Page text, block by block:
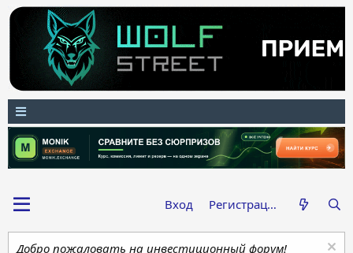
Вход Регистрация
Добро пожаловать на инвестиционный форум!